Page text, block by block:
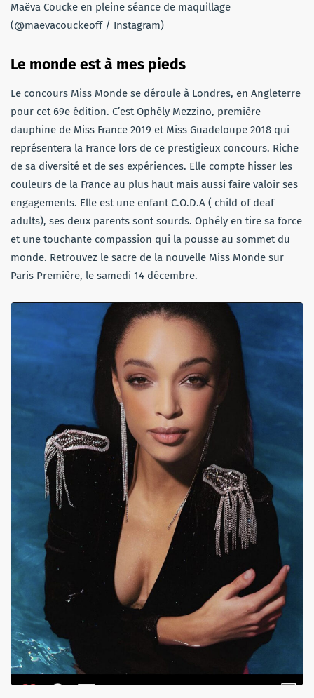
Maëva Coucke en pleine séance de maquillage
(@maevacouckeoff / Instagram)
Le monde est à mes pieds
Le concours Miss Monde se déroule à Londres, en Angleterre
pour cet 69e édition. C’est Ophély Mezzino, première
dauphine de Miss France 2019 et Miss Guadeloupe 2018 qui
représentera la France lors de ce prestigieux concours. Riche
de sa diversité et de ses expériences. Elle compte hisser les
couleurs de la France au plus haut mais aussi faire valoir ses
engagements. Elle est une enfant C.O.D.A ( child of deaf
adults), ses deux parents sont sourds. Ophély en tire sa force
et une touchante compassion qui la pousse au sommet du
monde. Retrouvez le sacre de la nouvelle Miss Monde sur
Paris Première, le samedi 14 décembre.